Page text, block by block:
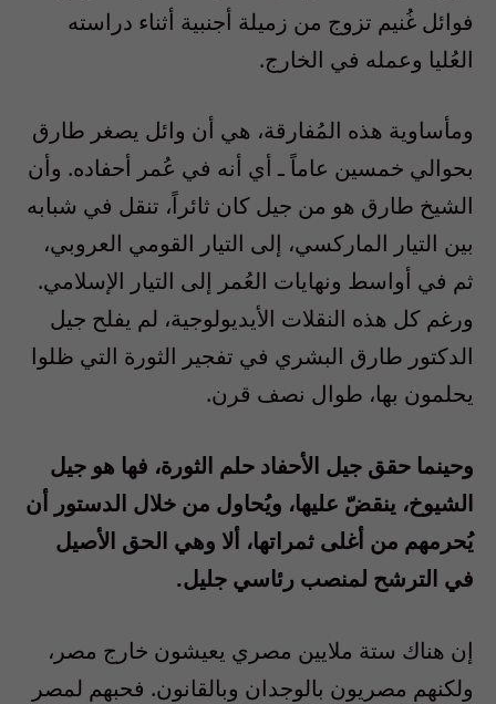
فوائل غُنيم تزوج من زميلة أجنبية أثناء دراسته
العُليا وعمله في الخارج.
ومأساوية هذه المُفارقة، هي أن وائل يصغر طارق
بحوالي خمسين عاماً ـ أي أنه في عُمر أحفاده. وأن
الشيخ طارق هو من جيل كان ثائراً، تنقل في شبابه
بين التيار الماركسي، إلى التيار القومي العروبي،
ثم في أواسط ونهايات العُمر إلى التيار الإسلامي.
ورغم كل هذه النقلات الأيديولوجية، لم يفلح جيل
الدكتور طارق البشري في تفجير الثورة التي ظلوا
يحلمون بها، طوال نصف قرن.
وحينما حقق جيل الأحفاد حلم الثورة، فها هو جيل
الشيوخ، ينقضّ عليها، ويُحاول من خلال الدستور أن
يُحرمهم من أغلى ثمراتها، ألا وهي الحق الأصيل
في الترشح لمنصب رئاسي جليل.
إن هناك ستة ملايين مصري يعيشون خارج مصر،
ولكنهم مصريون بالوجدان وبالقانون. فحبهم لمصر